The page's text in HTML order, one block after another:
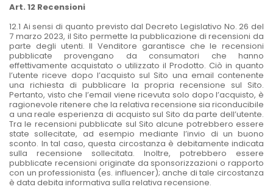
Art. 12 Recensioni
12.1 Ai sensi di quanto previsto dal Decreto Legislativo No. 26 del
7 marzo 2023, il Sito permette la pubblicazione di recensioni da
parte degli utenti. Il Venditore garantisce che le recensioni
pubblicate provengano da consumatori che hanno
effettivamente acquistato o utilizzato il Prodotto. Ciò in quanto
l’utente riceve dopo l’acquisto sul Sito una email contenente
una richiesta di pubblicare la propria recensione sul Sito.
Pertanto, visto che l’email viene ricevuta solo dopo l’acquisto, è
ragionevole ritenere che la relativa recensione sia riconducibile
a una reale esperienza di acquisto sul Sito da parte dell’utente.
Tra le recensioni pubblicate sul Sito alcune potrebbero essere
state sollecitate, ad esempio mediante l’invio di un buono
sconto. In tal caso, questa circostanza è debitamente indicata
sulla recensione sollecitata. Inoltre, potrebbero essere
pubblicate recensioni originate da sponsorizzazioni o rapporto
con un professionista (es. influencer); anche di tale circostanza
è data debita informativa sulla relativa recensione.